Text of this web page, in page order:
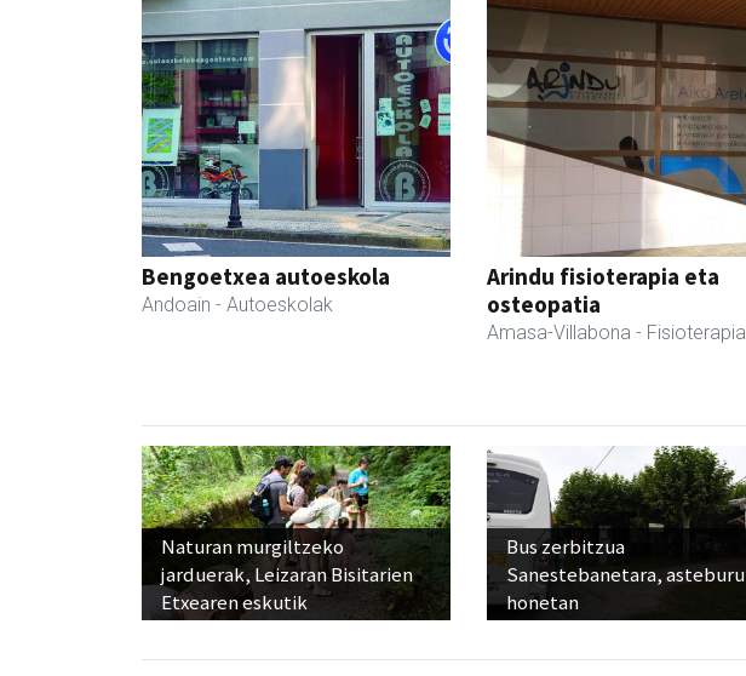
Bengoetxea autoeskola
Andoain - Autoeskolak
Arindu fisioterapia eta
osteopatia
Amasa-Villabona - Fisioterapia
Naturan murgiltzeko
jarduerak, Leizaran Bisitarien
Etxearen eskutik
Bus zerbitzua
Sanestebanetara, asteburu
honetan